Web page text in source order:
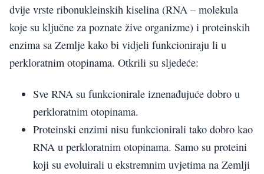
dvije vrste ribonukleinskih kiselina (RNA – molekula
koje su ključne za poznate žive organizme) i proteinskih
enzima sa Zemlje kako bi vidjeli funkcioniraju li u
perkloratnim otopinama. Otkrili su sljedeće:
Sve RNA su funkcionirale iznenađujuće dobro u
perkloratnim otopinama.
Proteinski enzimi nisu funkcionirali tako dobro kao
RNA u perkloratnim otopinama. Samo su proteini
koji su evoluirali u ekstremnim uvjetima na Zemlji